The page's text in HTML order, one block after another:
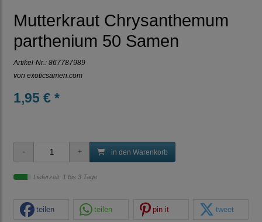
Mutterkraut Chrysanthemum
parthenium 50 Samen
Artikel-Nr.: 867787989
von exoticsamen.com
1,95 € *
in den Warenkorb
Lieferzeit: 1 bis 3 Tage
teilen teilen pin it tweet